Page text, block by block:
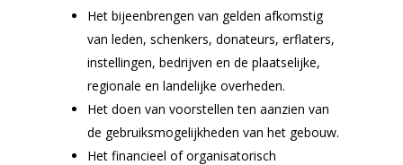
Het bijeenbrengen van gelden afkomstig
van leden, schenkers, donateurs, erflaters,
instellingen, bedrijven en de plaatselijke,
regionale en landelijke overheden.
Het doen van voorstellen ten aanzien van
de gebruiksmogelijkheden van het gebouw.
Het financieel of organisatorisch
Home